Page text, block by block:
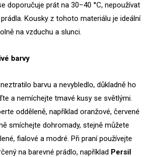
doporučuje prát na 30–40 °C, nepoužívat
Kousky z tohoto materiálu je ideální
na vzduchu a slunci.
barvy
barvu a nevybledlo, důkladně ho
a nemíchejte tmavé kusy se světlými.
odděleně, například oranžové, červené
smíchejte dohromady, stejně můžete
fialové a modré. Při praní používejte
na barevné prádlo, například Persil